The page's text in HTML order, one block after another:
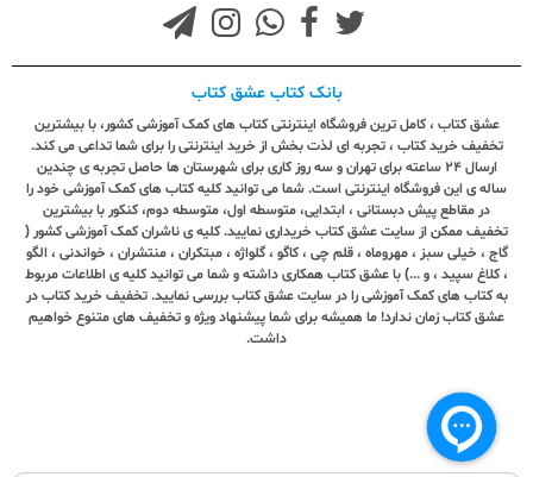
بانک کتاب عشق کتاب
عشق کتاب ، کامل ترین فروشگاه اینترنتی کتاب های کمک آموزشی کشور، با بیشترین
تخفیف خرید کتاب ، تجربه ای لذت بخش از خرید اینترنتی را برای شما تداعی می کند.
ارسال ٢٤ ساعته برای تهران و سه روز کاری برای شهرستان ها حاصل تجربه ی چندین
ساله ی این فروشگاه اینترنتی است. شما می توانید کلیه کتاب های کمک آموزشی خود را
در مقاطع پیش دبستانی ، ابتدایی، متوسطه اول، متوسطه دوم، کنکور با بیشترین
تخفیف ممکن از سایت عشق کتاب خریداری نمایید. کلیه ی ناشران کمک آموزشی کشور (
گاج ، خیلی سبز ، مهروماه ، قلم چی ، کاگو ، گلواژه ، مبتکران ، منتشران ، خواندنی ، الگو
، کلاغ سپید ، و ...) با عشق کتاب همکاری داشته و شما می توانید کلیه ی اطلاعات مربوط
به کتاب های کمک آموزشی را در سایت عشق کتاب بررسی نمایید. تخفیف خرید کتاب در
عشق کتاب زمان ندارد! ما همیشه برای شما پیشنهاد ویژه و تخفیف های متنوع خواهیم
داشت.